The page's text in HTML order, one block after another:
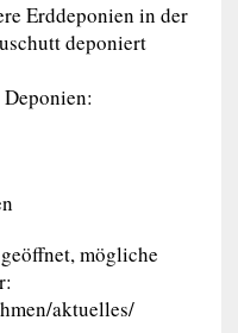
Erddeponien in der
deponiert
mögliche
aktuelles/